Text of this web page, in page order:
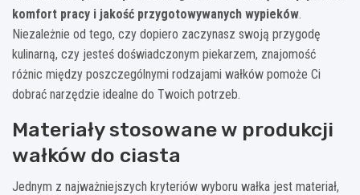
komfort pracy i jakość przygotowywanych wypieków.
Niezależnie od tego, czy dopiero zaczynasz swoją przygodę
kulinarną, czy jesteś doświadczonym piekarzem, znajomość
różnic między poszczególnymi rodzajami wałków pomoże Ci
dobrać narzędzie idealne do Twoich potrzeb.
Materiały stosowane w produkcji
wałków do ciasta
Jednym z najważniejszych kryteriów wyboru wałka jest materiał,